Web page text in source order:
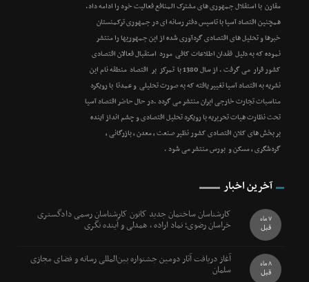
مقارن با استقلال جمهوری های مشترک المنافع فعالیت خود را ادامه داد.
همچنین اقتصاد آسیا با تاسیس دفتر رسانه ای در جمهوری ترکمنستان
خبرها و تحلیل های اقتصادی گردآوری شده از این جمهوریها را منتشر
نموده که به دلیل فقدان اطلاعات کافی مورد استقبال فعالان اقتصادی
کشور قرار می گرفت . از سال 1380 با تمرکز بر اقتصاد منطقه نام این
نشریه به اقتصاد آسیا تغییر یافته که به صورت تحلیلی و عمدتا با رویکرد
مناسبات تجارت خارجی ایران منتشر می گردد .در حال حاضر اقتصاد آسیا
تحت نظارت هیات تحریریه با رویکرد تحلیل اقتصادی و چشم انداز آینده
بر بخش های کلان اقتصادی کشور نظیر صنعت ، معدن ، بازرگانی ،
گردشگری ، مسکن و بورس منتشر می شود .
آخرین اخبار
کارشناسان ساختمان جدید کانون کارشناسان رسمی دادگستری
خراسان رضوی؛ نماد اراده ، همدلی و آینده نگری 7 ماه
قبل
آغاز دریافت آثار دومین جشنواره بین‌المللی رسانه و فضای مجازی
سلمان 8 ماه
قبل